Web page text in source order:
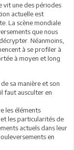
vit une des périodes
actuelle est
La scène mondiale
que nous
Néanmoins,
à se profiler à
à moyen et long
sa manière et son
faut ausculter en
les éléments
les particularités de
actuels dans leur
en